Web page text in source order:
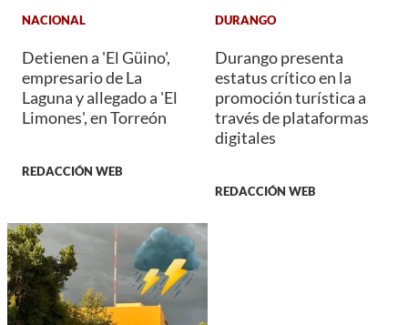
NACIONAL
Detienen a 'El Güino',
empresario de La
Laguna y allegado a 'El
Limones', en Torreón
REDACCIÓN WEB
DURANGO
Durango presenta
estatus crítico en la
promoción turística a
través de plataformas
digitales
REDACCIÓN WEB